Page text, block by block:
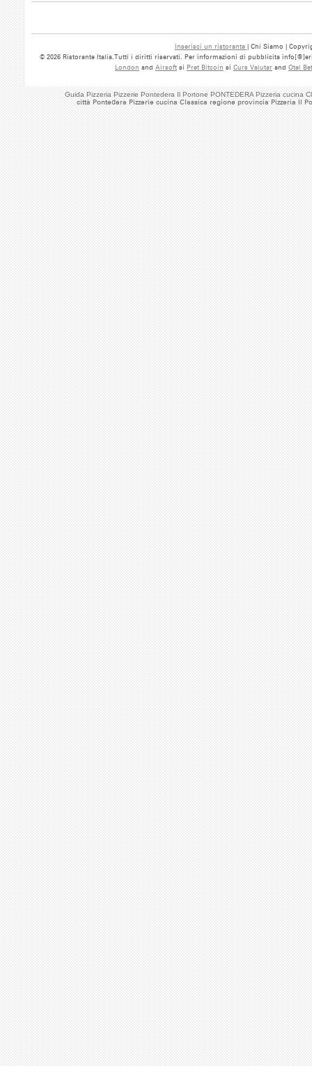
Guida Pizzeria Pizzerie Pontedera Il Portone PONTEDERA Pizzeria cucina
città Pontedera Pizzerie cucina Classica regione provincia Pizzeria Il
Inserisci un ristorante | Chi Siamo |
© 2026 Ristorante Italia.Tutti i diritti riservati. Per informazioni di pubblicita
London and Airsoft si Pret Bitcoin si Curs Valutar and Otel